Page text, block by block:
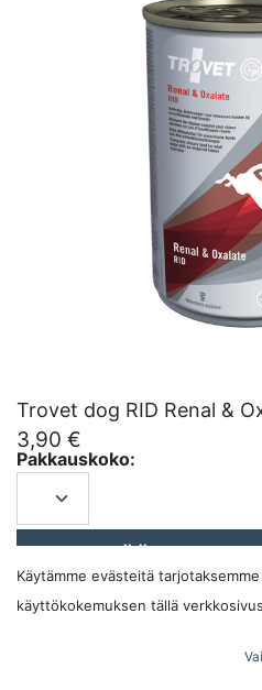
Trovet dog RID Renal &
3,90 €
Pakkauskoko:
Käytämme evästeitä
käyttökokemuksen tällä